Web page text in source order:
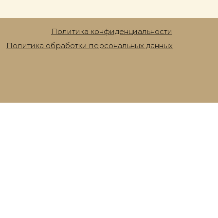
Политика обработки персональных данных
Политика конфиденциальности